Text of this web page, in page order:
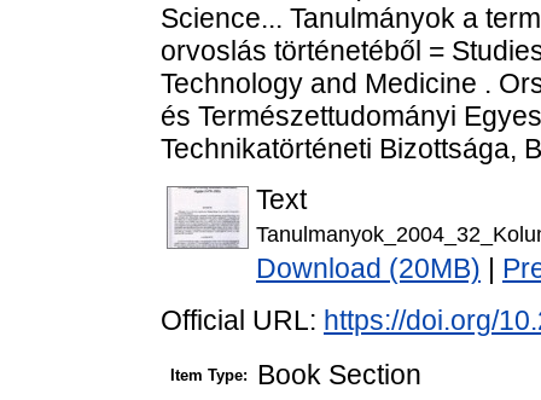
Science... Tanulmányok a
orvoslás történetéből =
Technology and Medicine .
és Természettudományi
Technikatörténeti Bizottsága,
Text
Download (20MB)
Official URL: https://doi.org/
Item Type: Book Section